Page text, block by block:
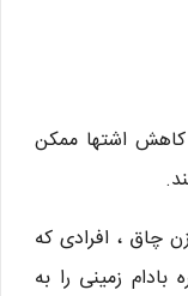
کاهش اشتها ممکن
در یک مطالعه با سه وعده غذایی در 15 زن چاق ، افرادی که
کره بادام زمینی را به